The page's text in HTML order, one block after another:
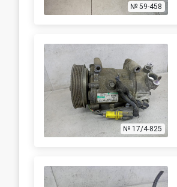
№ 59-458
№ 17/4-825